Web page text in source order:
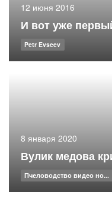
12 июня 2016
И вот уже
Petr Evseev
8 января 2020
Вулик медова
Пчеловодство видео но...